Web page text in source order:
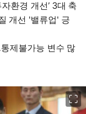
환경 개선’ 3대 축
개선 '밸류업' 긍
제불가능 변수 많